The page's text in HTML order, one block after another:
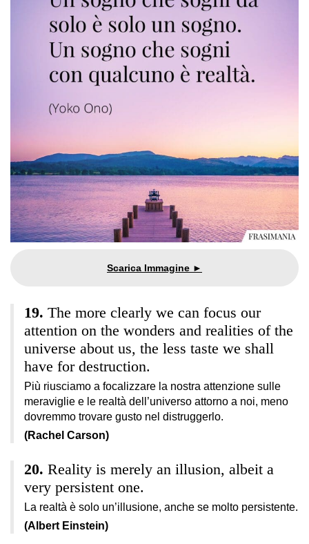
The more clearly we can focus our
attention on the wonders and realities of the
universe about us, the less taste we shall
have for destruction.
Più riusciamo a focalizzare la nostra attenzione sulle
meraviglie e le realtà dell’universo attorno a noi, meno
dovremmo trovare gusto nel distruggerlo.
(Rachel Carson)
Reality is merely an illusion, albeit a
very persistent one.
La realtà è solo un’illusione, anche se molto persistente.
(Albert Einstein)